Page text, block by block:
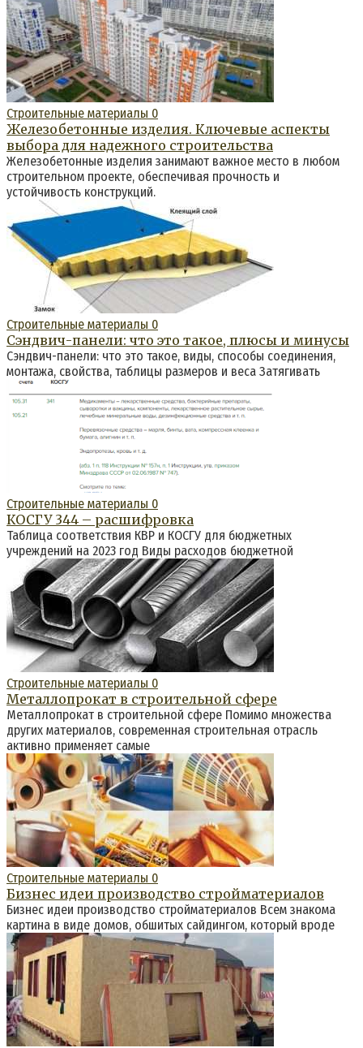
Строительные материалы 0
Железобетонные изделия. Ключевые аспекты
выбора для надежного строительства
Железобетонные изделия занимают важное место в любом
строительном проекте, обеспечивая прочность и
устойчивость конструкций.
Строительные материалы 0
Сэндвич-панели: что это такое, плюсы и минусы
Сэндвич-панели: что это такое, виды, способы соединения,
монтажа, свойства, таблицы размеров и веса Затягивать
Строительные материалы 0
КОСГУ 344 – расшифровка
Таблица соответствия КВР и КОСГУ для бюджетных
учреждений на 2023 год Виды расходов бюджетной
Строительные материалы 0
Металлопрокат в строительной сфере
Металлопрокат в строительной сфере Помимо множества
других материалов, современная строительная отрасль
активно применяет самые
Строительные материалы 0
Бизнес идеи производство стройматериалов
Бизнес идеи производство стройматериалов Всем знакома
картина в виде домов, обшитых сайдингом, который вроде